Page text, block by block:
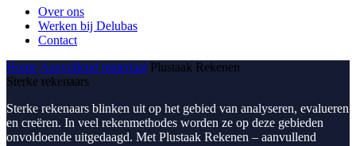
Over ons
Werken bij Delubas
Contact
Home Aanvullend materiaal Plustaak Rekenen
Sterke rekenaars
Sterke rekenaars blinken uit op het gebied van analyseren, evalueren
en creëren. In veel rekenmethodes worden ze op deze gebieden
onvoldoende uitgedaagd. Met Plustaak Rekenen – aanvullend